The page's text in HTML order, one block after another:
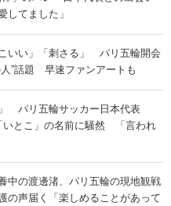
てました」
いい」「刺さる」 パリ五輪開会
”話題 早速ファンアートも
」 パリ五輪サッカー日本代表
いとこ」の名前に騒然 「言われ
中の渡邊渚、パリ五輪の現地観戦
声届く「楽しめることがあって